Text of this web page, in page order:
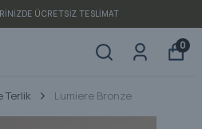
ÜCRETSIZ TESLIMAT
0
Terlik Lumiere Bronze